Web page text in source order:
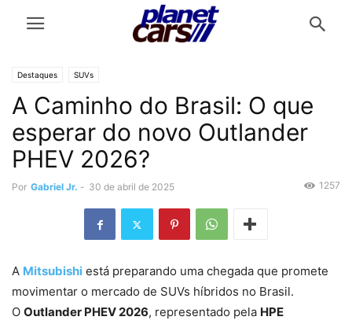
Destaques SUVs
A Caminho do Brasil: O que
esperar do novo Outlander
PHEV 2026?
Por Gabriel Jr. - 30 de abril de 2025 1257
A Mitsubishi está preparando uma chegada que promete
movimentar o mercado de SUVs híbridos no Brasil.
O Outlander PHEV 2026, representado pela HPE